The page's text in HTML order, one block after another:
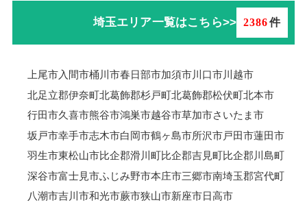
埼玉エリア一覧はこちら>> 2386件
上尾市入間市桶川市春日部市加須市川口市川越市
北足立郡伊奈町北葛飾郡杉戸町北葛飾郡松伏町北本市
行田市久喜市熊谷市鴻巣市越谷市草加市さいたま市
坂戸市幸手市志木市白岡市鶴ヶ島市所沢市戸田市蓮田市
羽生市東松山市比企郡滑川町比企郡吉見町比企郡川島町
深谷市富士見市ふじみ野市本庄市三郷市南埼玉郡宮代町
八潮市吉川市和光市蕨市狭山市新座市日高市